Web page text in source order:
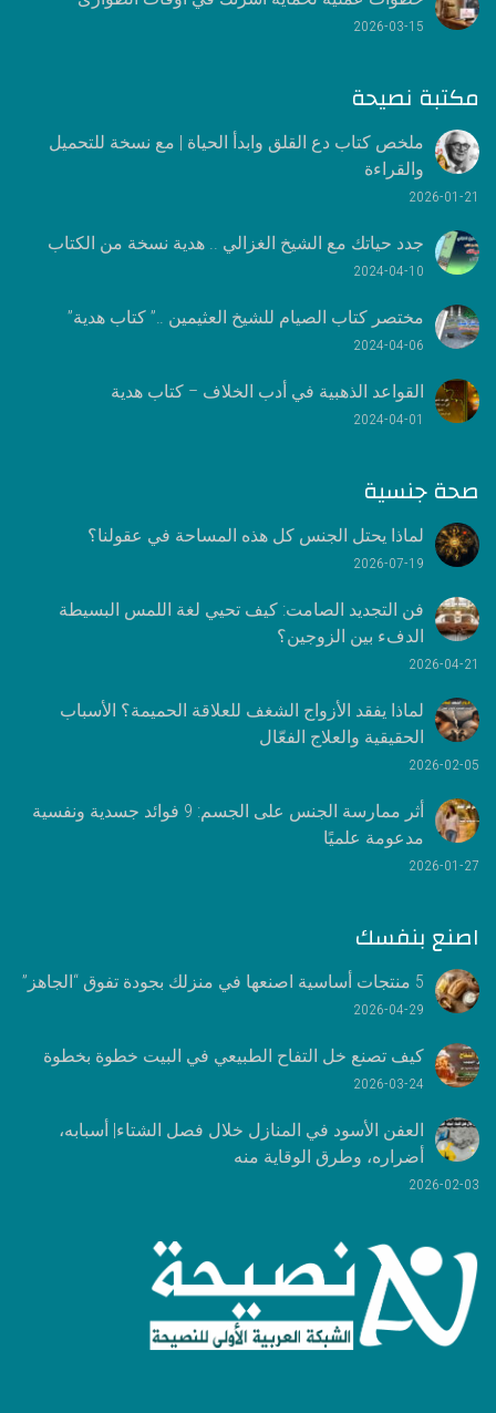
2026-03-15
مكتبة نصيحة
ملخص كتاب دع القلق وابدأ الحياة | مع نسخة للتحميل
والقراءة
2026-01-21
جدد حياتك مع الشيخ الغزالي .. هدية نسخة من الكتاب
2024-04-10
مختصر كتاب الصيام للشيخ العثيمين ..” كتاب هدية”
2024-04-06
القواعد الذهبية في أدب الخلاف – كتاب هدية
2024-04-01
صحة جنسية
لماذا يحتل الجنس كل هذه المساحة في عقولنا؟
2026-07-19
فن التجديد الصامت: كيف تحيي لغة اللمس البسيطة
الدفء بين الزوجين؟
2026-04-21
لماذا يفقد الأزواج الشغف للعلاقة الحميمة؟ الأسباب
الحقيقية والعلاج الفعّال
2026-02-05
أثر ممارسة الجنس على الجسم: 9 فوائد جسدية ونفسية
مدعومة علميًا
2026-01-27
اصنع بنفسك
5 منتجات أساسية اصنعها في منزلك بجودة تفوق “الجاهز”
2026-04-29
كيف تصنع خل التفاح الطبيعي في البيت خطوة بخطوة
2026-03-24
العفن الأسود في المنازل خلال فصل الشتاء| أسبابه،
أضراره، وطرق الوقاية منه
2026-02-03